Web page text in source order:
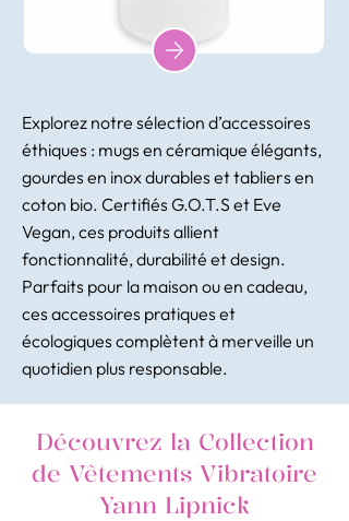
Explorez notre sélection d’accessoires
éthiques : mugs en céramique élégants,
gourdes en inox durables et tabliers en
coton bio. Certifiés G.O.T.S et Eve
Vegan, ces produits allient
fonctionnalité, durabilité et design.
Parfaits pour la maison ou en cadeau,
ces accessoires pratiques et
écologiques complètent à merveille un
quotidien plus responsable.
Découvrez la Collection
de Vêtements Vibratoire
Yann Lipnick